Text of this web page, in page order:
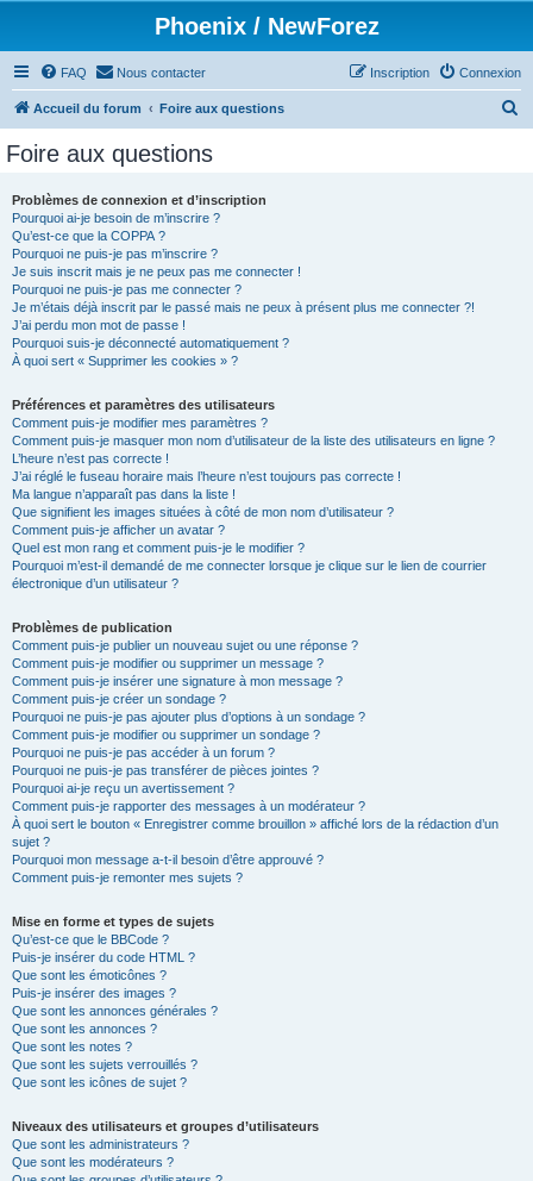
Phoenix / NewForez
FAQ Nous contacter Connexion
Inscription
Accueil du forum Foire aux questions
Foire aux questions
Problèmes de connexion et d’inscription
Pourquoi ai-je besoin de m’inscrire ?
Qu’est-ce que la COPPA ?
Pourquoi ne puis-je pas m’inscrire ?
Je suis inscrit mais je ne peux pas me connecter !
Pourquoi ne puis-je pas me connecter ?
Je m’étais déjà inscrit par le passé mais ne peux à présent plus me connecter ?!
J’ai perdu mon mot de passe !
Pourquoi suis-je déconnecté automatiquement ?
À quoi sert « Supprimer les cookies » ?
Préférences et paramètres des utilisateurs
Comment puis-je modifier mes paramètres ?
Comment puis-je masquer mon nom d’utilisateur de la liste des utilisateurs en ligne ?
L’heure n’est pas correcte !
J’ai réglé le fuseau horaire mais l’heure n’est toujours pas correcte !
Ma langue n’apparaît pas dans la liste !
Que signifient les images situées à côté de mon nom d’utilisateur ?
Comment puis-je afficher un avatar ?
Quel est mon rang et comment puis-je le modifier ?
Pourquoi m’est-il demandé de me connecter lorsque je clique sur le lien de courrier
électronique d’un utilisateur ?
Problèmes de publication
Comment puis-je publier un nouveau sujet ou une réponse ?
Comment puis-je modifier ou supprimer un message ?
Comment puis-je insérer une signature à mon message ?
Comment puis-je créer un sondage ?
Pourquoi ne puis-je pas ajouter plus d’options à un sondage ?
Comment puis-je modifier ou supprimer un sondage ?
Pourquoi ne puis-je pas accéder à un forum ?
Pourquoi ne puis-je pas transférer de pièces jointes ?
Pourquoi ai-je reçu un avertissement ?
Comment puis-je rapporter des messages à un modérateur ?
À quoi sert le bouton « Enregistrer comme brouillon » affiché lors de la rédaction d’un
sujet ?
Pourquoi mon message a-t-il besoin d’être approuvé ?
Comment puis-je remonter mes sujets ?
Mise en forme et types de sujets
Qu’est-ce que le BBCode ?
Puis-je insérer du code HTML ?
Que sont les émoticônes ?
Puis-je insérer des images ?
Que sont les annonces générales ?
Que sont les annonces ?
Que sont les notes ?
Que sont les sujets verrouillés ?
Que sont les icônes de sujet ?
Niveaux des utilisateurs et groupes d’utilisateurs
Que sont les administrateurs ?
Que sont les modérateurs ?